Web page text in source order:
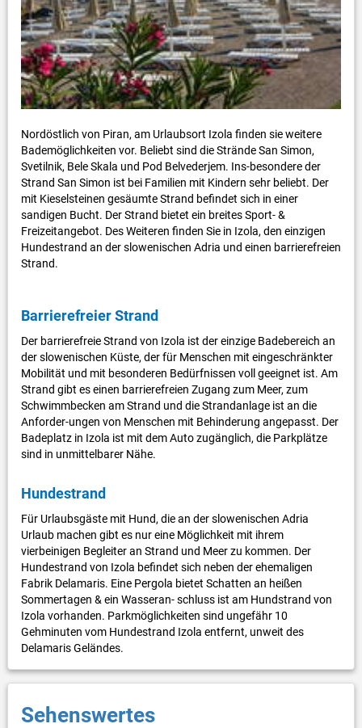
Nordöstlich von Piran, am Urlaubsort Izola finden sie weitere
Bademöglichkeiten vor. Beliebt sind die Strände San Simon,
Svetilnik, Bele Skala und Pod Belvederjem. Ins-besondere der
Strand San Simon ist bei Familien mit Kindern sehr beliebt. Der
mit Kieselsteinen gesäumte Strand befindet sich in einer
sandigen Bucht. Der Strand bietet ein breites Sport- &
Freizeitangebot. Des Weiteren finden Sie in Izola, den einzigen
Hundestrand an der slowenischen Adria und einen barrierefreien
Strand.
Barrierefreier Strand
Der barrierefreie Strand von Izola ist der einzige Badebereich an
der slowenischen Küste, der für Menschen mit eingeschränkter
Mobilität und mit besonderen Bedürfnissen voll geeignet ist. Am
Strand gibt es einen barrierefreien Zugang zum Meer, zum
Schwimmbecken am Strand und die Strandanlage ist an die
Anforder-ungen von Menschen mit Behinderung angepasst. Der
Badeplatz in Izola ist mit dem Auto zugänglich, die Parkplätze
sind in unmittelbarer Nähe.
Hundestrand
Für Urlaubsgäste mit Hund, die an der slowenischen Adria
Urlaub machen gibt es nur eine Möglichkeit mit ihrem
vierbeinigen Begleiter an Strand und Meer zu kommen. Der
Hundestrand von Izola befindet sich neben der ehemaligen
Fabrik Delamaris. Eine Pergola bietet Schatten an heißen
Sommertagen & ein Wasseran- schluss ist am Hundstrand von
Izola vorhanden. Parkmöglichkeiten sind ungefähr 10
Gehminuten vom Hundestrand Izola entfernt, unweit des
Delamaris Geländes.
Sehenswertes